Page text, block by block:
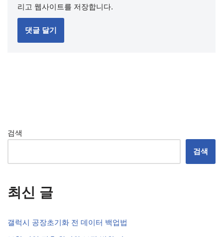
리고 웹사이트를 저장합니다.
검색
검색
최신 글
갤럭시 공장초기화 전 데이터 백업법